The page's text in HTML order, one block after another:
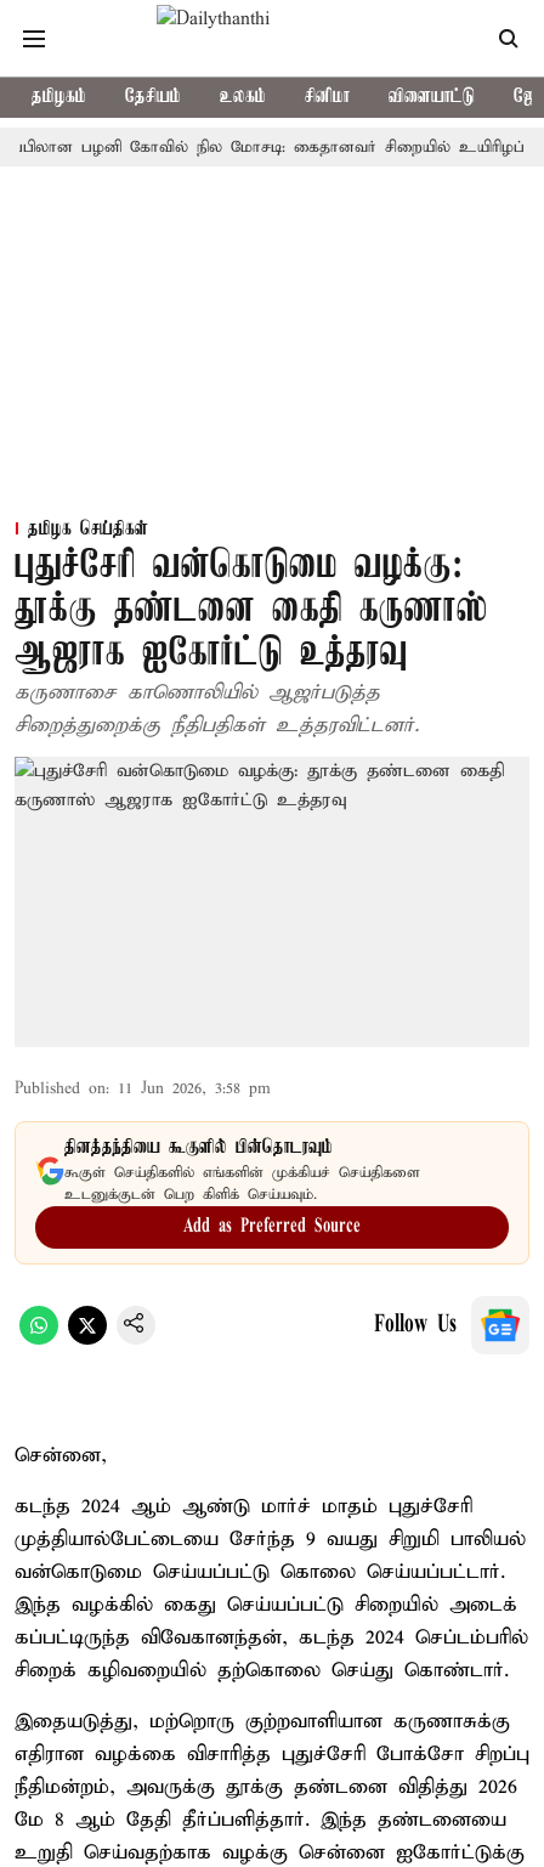
தமிழகம் தேசியம் உலகம் சினிமா விளையாட்டு
பழனி கோவில் நில மோசடி: கைதானவர் சிறையில் உயிரிழப்பு
தமிழக செய்திகள்
புதுச்சேரி வன்கொடுமை வழக்கு:
தூக்கு தண்டனை கைதி கருணாஸ்
ஆஜராக ஐகோர்ட்டு உத்தரவு
கருணாசை காணொலியில் ஆஜர்படுத்த
சிறைத்துறைக்கு நீதிபதிகள் உத்தரவிட்டனர்.
Published on: 11 Jun 2026, 3:58 pm
தினத்தந்தியை கூகுளில் பின்தொடரவும்
கூகுள் செய்திகளில் எங்களின் முக்கியச் செய்திகளை
உடனுக்குடன் பெற கிளிக் செய்யவும்.
Add as Preferred Source
Follow Us
சென்னை,
கடந்த 2024 ஆம் ஆண்டு மார்ச் மாதம் புதுச்சேரி
முத்தியால்பேட்டையை சேர்ந்த 9 வயது சிறுமி பாலியல்
வன்கொடுமை செய்யப்பட்டு கொலை செய்யப்பட்டார்.
இந்த வழக்கில் கைது செய்யப்பட்டு சிறை​யில் அடைக்​
கப்​பட்​டிருந்த விவேகானந்​தன், கடந்​த 2024 செப்​டம்​பரில்
சிறைக் கழி​வறை​யில் தற்​கொலை செய்து கொண்​டார்.
இதையடுத்து, மற்றொரு குற்றவாளியான கருணாசுக்கு
எதிரான வழக்கை விசாரித்த புதுச்சேரி போக்சோ சிறப்பு
நீதிமன்றம், அவருக்கு தூக்கு தண்டனை விதித்து 2026
மே 8 ஆம் தேதி தீர்ப்பளித்தார். இந்த தண்டனையை
உறுதி செய்வதற்காக வழக்கு சென்னை ஐகோர்ட்டுக்கு